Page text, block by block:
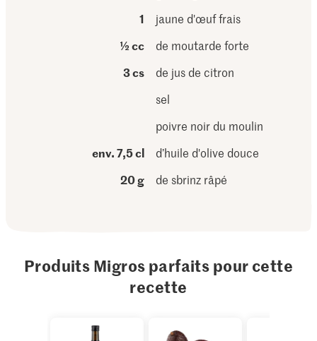
1
jaune d'œuf frais
½ cc
de moutarde forte
3 cs
de jus de citron
sel
poivre noir du moulin
env. 7,5 cl
d’huile d'olive douce
20 g
de sbrinz râpé
Produits Migros parfaits pour cette
recette